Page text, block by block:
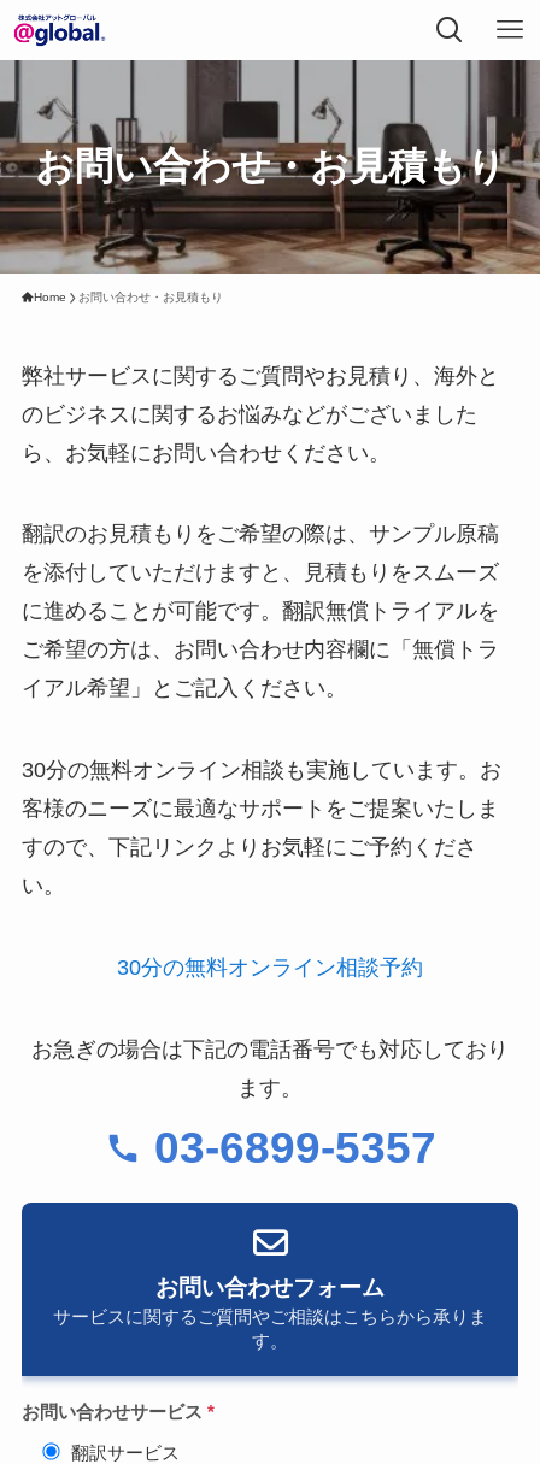
お問い合わせ・お見積もり
Home お問い合わせ・お見積もり
弊社サービスに関するご質問やお見積り、海外と
のビジネスに関するお悩みなどがございました
ら、お気軽にお問い合わせください。
翻訳のお見積もりをご希望の際は、サンプル原稿
を添付していただけますと、見積もりをスムーズ
に進めることが可能です。翻訳無償トライアルを
ご希望の方は、お問い合わせ内容欄に「無償トラ
イアル希望」とご記入ください。
30分の無料オンライン相談も実施しています。お
客様のニーズに最適なサポートをご提案いたしま
すので、下記リンクよりお気軽にご予約くださ
い。
30分の無料オンライン相談予約
お急ぎの場合は下記の電話番号でも対応しており
ます。
03-6899-5357
お問い合わせフォーム
サービスに関するご質問やご相談はこちらから承りま
す。
お問い合わせサービス *
翻訳サービス